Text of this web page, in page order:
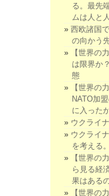
る。最先
ムは人と
西欧諸国
の向かう
【世界の
は限界か
態
【世界の
NATO加
に入った
ウクライ
ウクライ
を考える。
【世界の
ら見る経
果はある
【世界の